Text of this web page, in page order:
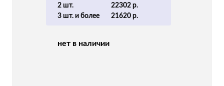
2 шт.
22302 р.
3 шт. и более
21620 р.
нет в наличии